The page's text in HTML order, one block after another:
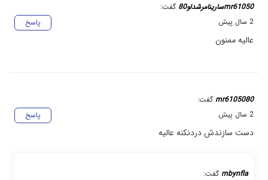
mr61050سارینامرشدلو80
گفت:
پاسخ
2 سال پیش
عالیه ممنون
mr6105080 گفت:
پاسخ
2 سال پیش
دست سازندش دردنکنه عالیه
mbynfla گفت: